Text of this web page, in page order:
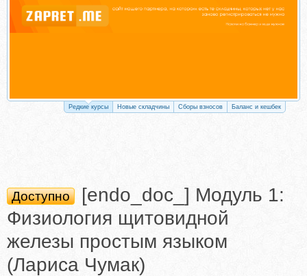
Редкие курсы Новые складчины Сборы взносов Баланс и кешбек
Доступно
[endo_doc_] Модуль 1:
Физиология щитовидной
железы простым языком
(Лариса Чумак)